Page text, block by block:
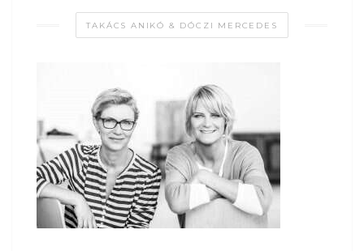
TAKÁCS ANIKÓ & DÓCZI MERCEDES